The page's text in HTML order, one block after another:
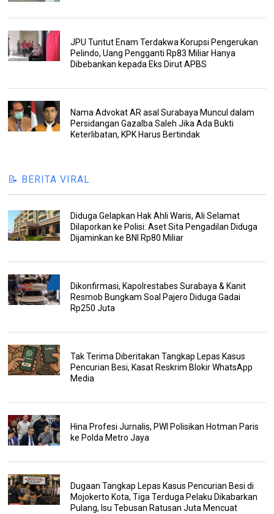
JPU Tuntut Enam Terdakwa Korupsi Pengerukan
Pelindo, Uang Pengganti Rp83 Miliar Hanya
Dibebankan kepada Eks Dirut APBS
Nama Advokat AR asal Surabaya Muncul dalam
Persidangan Gazalba Saleh Jika Ada Bukti
Keterlibatan, KPK Harus Bertindak
📝 BERITA VIRAL
Diduga Gelapkan Hak Ahli Waris, Ali Selamat
Dilaporkan ke Polisi: Aset Sita Pengadilan Diduga
Dijaminkan ke BNI Rp80 Miliar
Dikonfirmasi, Kapolrestabes Surabaya & Kanit
Resmob Bungkam Soal Pajero Diduga Gadai
Rp250 Juta
Tak Terima Diberitakan Tangkap Lepas Kasus
Pencurian Besi, Kasat Reskrim Blokir WhatsApp
Media
Hina Profesi Jurnalis, PWI Polisikan Hotman Paris
ke Polda Metro Jaya
Dugaan Tangkap Lepas Kasus Pencurian Besi di
Mojokerto Kota, Tiga Terduga Pelaku Dikabarkan
Pulang, Isu Tebusan Ratusan Juta Mencuat